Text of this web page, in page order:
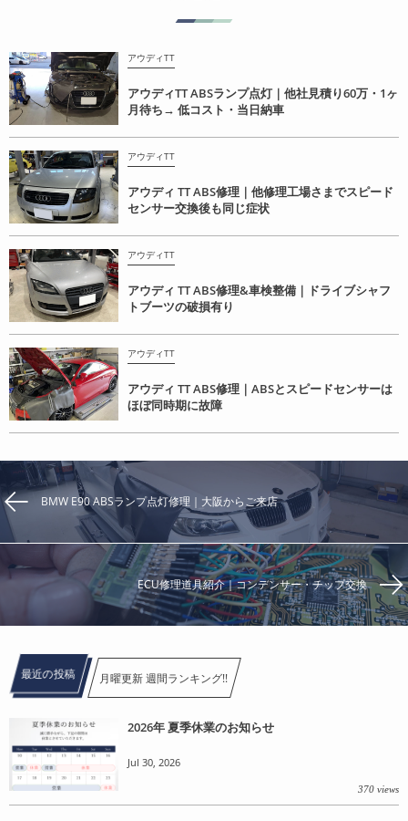
アウディTT
アウディTT ABSランプ点灯｜他社見積り60万・1ヶ
月待ち→ 低コスト・当日納車
アウディTT
アウディ TT ABS修理｜他修理工場さまでスピード
センサー交換後も同じ症状
アウディTT
アウディ TT ABS修理&車検整備｜ドライブシャフ
トブーツの破損有り
アウディTT
アウディ TT ABS修理｜ABSとスピードセンサーは
ほぼ同時期に故障
BMW E90 ABSランプ点灯修理｜大阪からご来店
ECU修理道具紹介｜コンデンサー・チップ交換
最近の投稿 月曜更新 週間ランキング!!
2026年 夏季休業のお知らせ
Jul 30, 2026
370 views